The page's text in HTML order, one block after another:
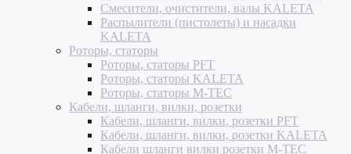
Смесители, очистители, валы KALETA
Распылители (пистолеты) и насадки
KALETA
Роторы, статоры
Роторы, статоры PFT
Роторы, статоры KALETA
Роторы, статоры M-TEC
Кабели, шланги, вилки, розетки
Кабели, шланги, вилки, розетки PFT
Кабели, шланги, вилки, розетки KALETA
Кабели шланги вилки розетки M-TEC